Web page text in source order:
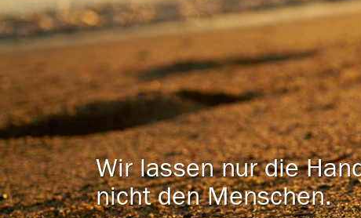
Wir lassen nur die
nicht den Menschen.